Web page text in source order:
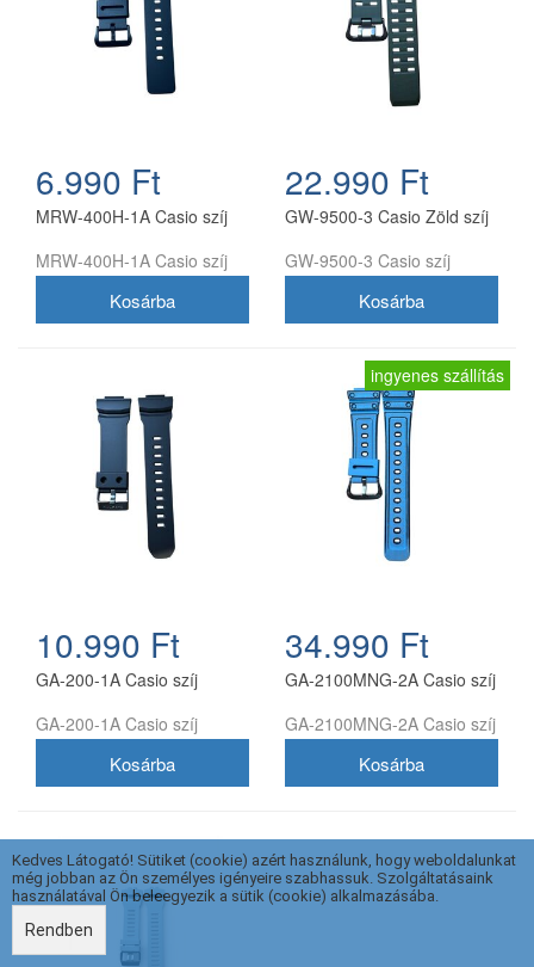
6.990 Ft
MRW-400H-1A Casio szíj
MRW-400H-1A Casio szíj
22.990 Ft
GW-9500-3 Casio Zöld szíj
GW-9500-3 Casio szíj
10.990 Ft
GA-200-1A Casio szíj
GA-200-1A Casio szíj
ingyenes szállítás
34.990 Ft
GA-2100MNG-2A Casio szíj
GA-2100MNG-2A Casio szíj
Kedves Látogató! Sütiket (cookie) azért használunk, hogy weboldalunkat
még jobban az Ön személyes igényeire szabhassuk. Szolgáltatásaink
használatával Ön beleegyezik a sütik (cookie) alkalmazásába.
Rendben